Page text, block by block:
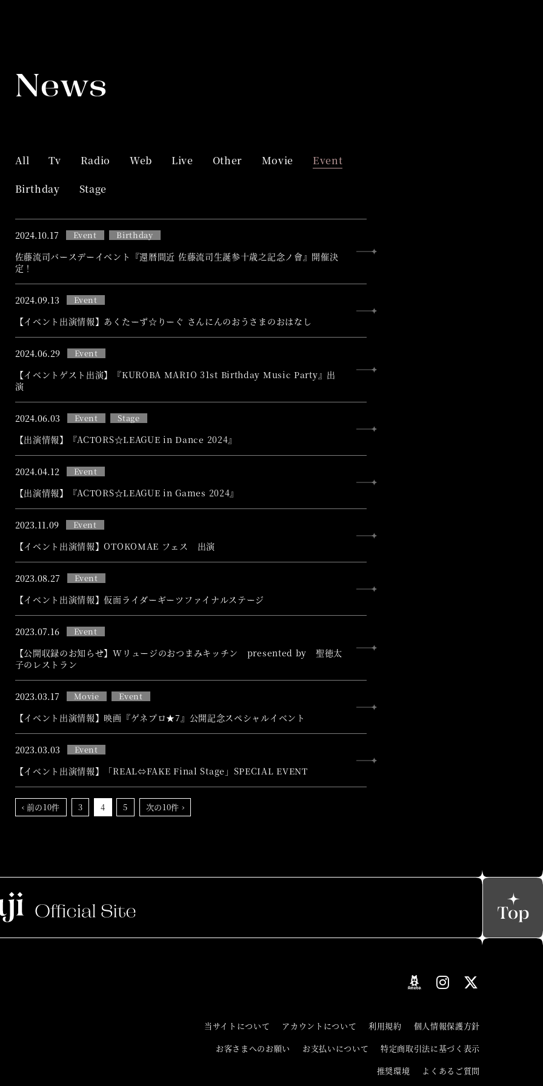
News
All Tv Radio Web Live Other Movie Event
Birthday Stage
2024.10.17 Event Birthday
佐藤流司バースデーイベント『還暦間近 佐藤流司生誕参十歳之記念ノ會』開催決
定！
2024.09.13 Event
【イベント出演情報】あくたーず☆りーぐ さんにんのおうさまのおはなし
2024.06.29 Event
【イベントゲスト出演】『KUROBA MARIO 31st Birthday Music Party』出
演
2024.06.03 Event Stage
【出演情報】『ACTORS☆LEAGUE in Dance 2024』
2024.04.12 Event
【出演情報】『ACTORS☆LEAGUE in Games 2024』
2023.11.09 Event
【イベント出演情報】OTOKOMAE フェス 出演
2023.08.27 Event
【イベント出演情報】仮面ライダーギーツファイナルステージ
2023.07.16 Event
【公開収録のお知らせ】Wリュージのおつまみキッチン presented by 聖徳太
子のレストラン
2023.03.17 Movie Event
【イベント出演情報】映画『ゲネプロ★7』公開記念スペシャルイベント
2023.03.03 Event
【イベント出演情報】「REAL⇔FAKE Final Stage」SPECIAL EVENT
‹ 前の10件 3 4 5 次の10件 ›
当サイトについて アカウントについて 利用規約
個人情報保護方針
お客さまへのお願い
お支払いについて
特定商取引法に基づく表示
推奨環境
よくあるご質問